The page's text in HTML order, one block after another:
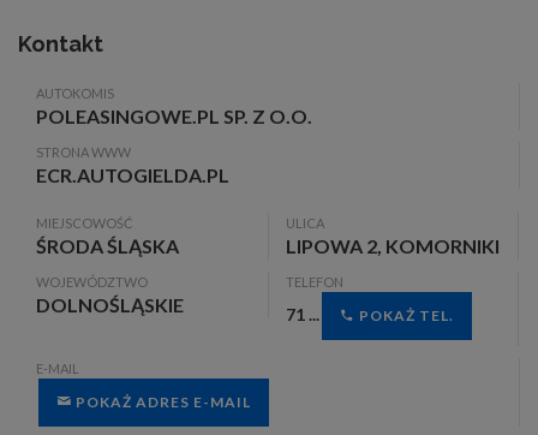
Kontakt
AUTOKOMIS
POLEASINGOWE.PL SP. Z O.O.
STRONA WWW
ECR.AUTOGIELDA.PL
MIEJSCOWOŚĆ
ŚRODA ŚLĄSKA
ULICA
LIPOWA 2, KOMORNIKI
WOJEWÓDZTWO
DOLNOŚLĄSKIE
TELEFON
71 ... POKAŻ TEL.
E-MAIL
POKAŻ ADRES E-MAIL